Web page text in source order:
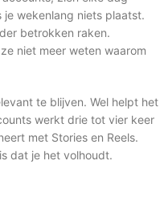
je wekenlang niets plaatst.
betrokken raken.
niet meer weten waarom
te blijven. Wel helpt het
werkt drie tot vier keer
met Stories en Reels.
dat je het volhoudt.